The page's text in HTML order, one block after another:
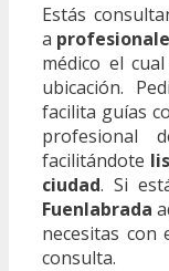
Estás
a
médico el
ubicación.
facilita guías
profesional
facilitándote
ciudad. Si
Fuenlabrada
necesitas
consulta.